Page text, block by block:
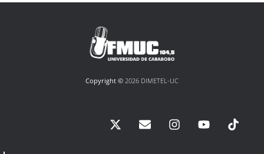
Copyright © 2026 DIMETEL-UC